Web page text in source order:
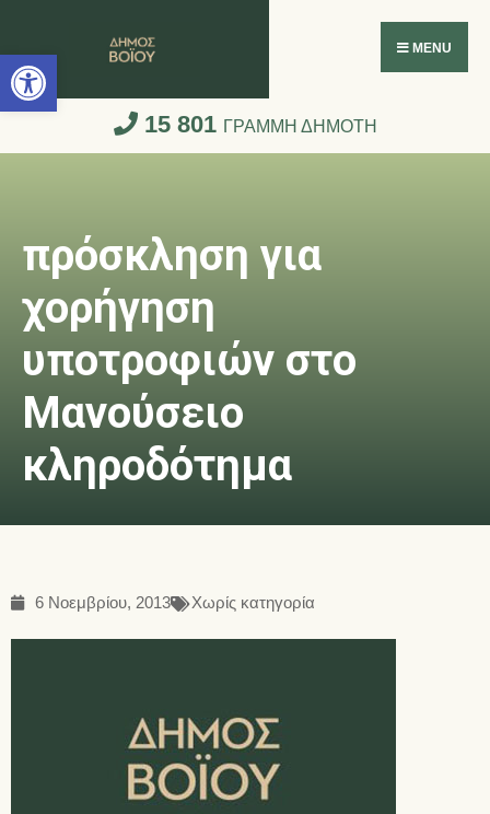
Ανοίξτε τη γραμμή εργαλείων
MENU
15 801 ΓΡΑΜΜΗ ΔΗΜΟΤΗ
πρόσκληση για
χορήγηση
υποτροφιών στο
Μανούσειο
κληροδότημα
6 Νοεμβρίου, 2013 Χωρίς κατηγορία